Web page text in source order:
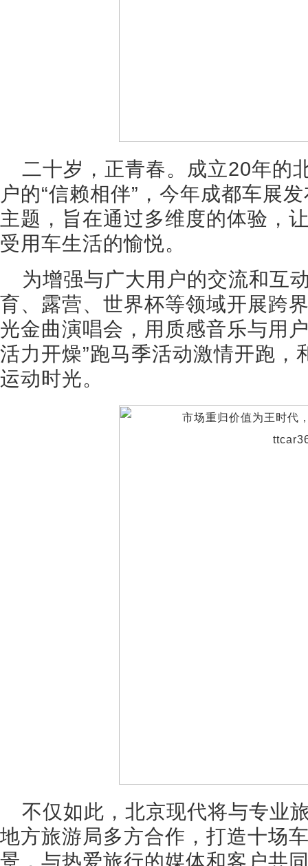
二十岁，正青春。成立20年的
户的“信赖相伴”，今年成都车展
主题，旨在通过多维度的体验，
受用车生活的愉悦。
为增强与广大用户的交流和互
育、露营、世界杯等领域开展跨
光金曲演唱会，用质感音乐与用
活力开燥”跑马季活动激情开跑，
运动时光。
不仅如此，北京现代将与专业
地方旅游局多方合作，打造十场
景，与热爱旅行的媒体和客户共